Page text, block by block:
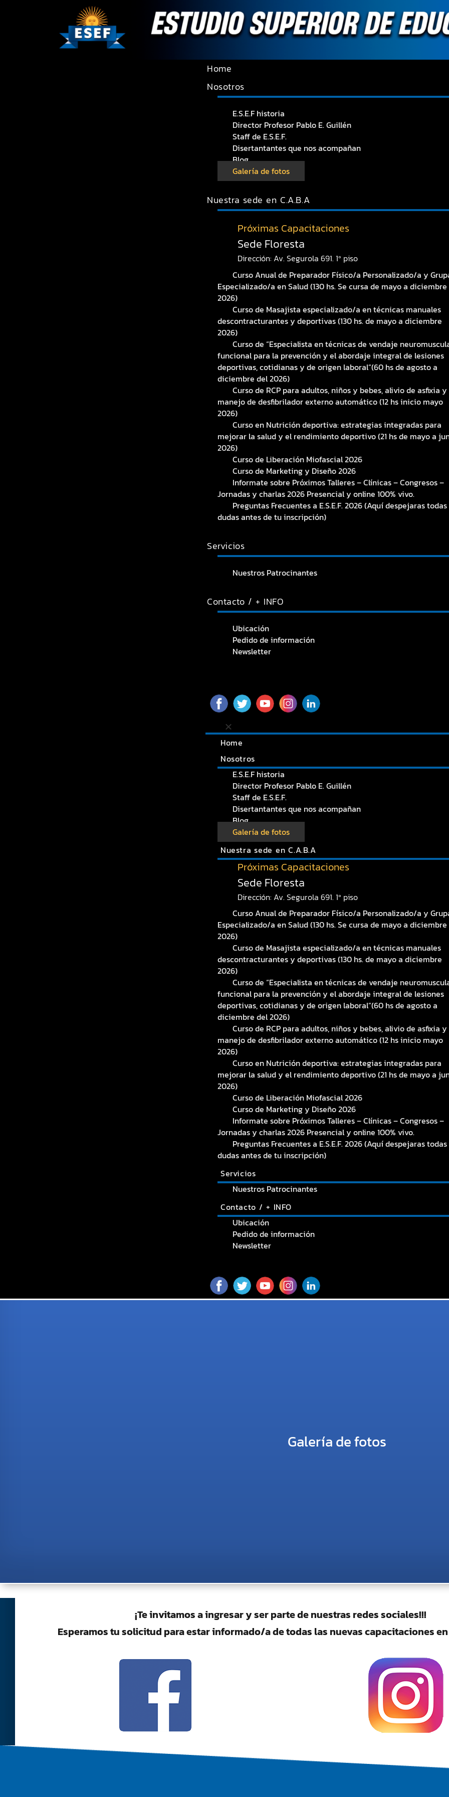
Home
Nosotros
E.S.E.F historia
Director Profesor Pablo E. Guillén
Staff de E.S.E.F.
Disertantantes que nos acompañan
Blog
Galería de fotos
Nuestra sede en C.A.B.A
Próximas Capacitaciones
Sede Floresta
Dirección: Av. Segurola 691. 1º piso
Curso Anual de Preparador Físico/a Personalizado/a y
Especializado/a en Salud (130 hs. Se cursa de mayo a diciembre
2026)
Curso de Masajista especializado/a en técnicas manuales
descontracturantes y deportivas (130 hs. de mayo a diciembre
2026)
Curso de “Especialista en técnicas de vendaje
funcional para la prevención y el abordaje integral de lesiones
deportivas, cotidianas y de origen laboral”(60 hs de agosto a
diciembre del 2026)
Curso de RCP para adultos, niños y bebes, alivio de asfixia y
manejo de desfibrilador externo automático (12 hs inicio mayo
2026)
Curso en Nutrición deportiva: estrategias integradas para
mejorar la salud y el rendimiento deportivo (21 hs de mayo a
2026)
Curso de Liberación Miofascial 2026
Curso de Marketing y Diseño 2026
Informate sobre Próximos Talleres – Clínicas – Congresos –
Jornadas y charlas 2026 Presencial y online 100% vivo.
Preguntas Frecuentes a E.S.E.F. 2026 (Aquí despejaras
dudas antes de tu inscripción)
Servicios
Nuestros Patrocinantes
Contacto / + INFO
Ubicación
Pedido de información
Newsletter
Home
Nosotros
E.S.E.F historia
Director Profesor Pablo E. Guillén
Staff de E.S.E.F.
Disertantantes que nos acompañan
Blog
Galería de fotos
Nuestra sede en C.A.B.A
Próximas Capacitaciones
Sede Floresta
Dirección: Av. Segurola 691. 1º piso
Curso Anual de Preparador Físico/a Personalizado/a y
Especializado/a en Salud (130 hs. Se cursa de mayo a diciembre
2026)
Curso de Masajista especializado/a en técnicas manuales
descontracturantes y deportivas (130 hs. de mayo a diciembre
2026)
Curso de “Especialista en técnicas de vendaje
funcional para la prevención y el abordaje integral de lesiones
deportivas, cotidianas y de origen laboral”(60 hs de agosto a
diciembre del 2026)
Curso de RCP para adultos, niños y bebes, alivio de asfixia y
manejo de desfibrilador externo automático (12 hs inicio mayo
2026)
Curso en Nutrición deportiva: estrategias integradas para
mejorar la salud y el rendimiento deportivo (21 hs de mayo a
2026)
Curso de Liberación Miofascial 2026
Curso de Marketing y Diseño 2026
Informate sobre Próximos Talleres – Clínicas – Congresos –
Jornadas y charlas 2026 Presencial y online 100% vivo.
Preguntas Frecuentes a E.S.E.F. 2026 (Aquí despejaras
dudas antes de tu inscripción)
Servicios
Nuestros Patrocinantes
Contacto / + INFO
Ubicación
Pedido de información
Newsletter
Galería de fotos
¡Te invitamos a ingresar y ser parte de nuestras redes sociales!!!
Esperamos tu solicitud para estar informado/a de todas las nuevas capacitaciones en